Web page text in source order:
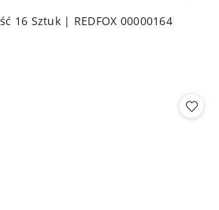
16 Sztuk | REDFOX 00000164